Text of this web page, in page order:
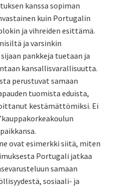
kanssa sopiman
kuin Portugalin
ja vihreiden esittämä.
ja varsinkin
pankkeja tuetaan ja
kansallisvarallisuutta.
perustuvat samaan
tuomista eduista,
kestämättömiksi. Ei
ovat esimerkki siitä, miten
Portugali jatkaa
samaan
sosiaali- ja